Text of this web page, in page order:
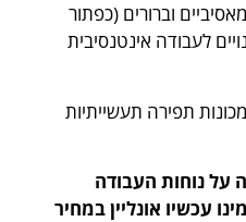
וברורים (כפתור
לעבודה אינטנסיבית
תפירה תעשייתיות
על נוחות העבודה
עכשיו אונליין במחיר